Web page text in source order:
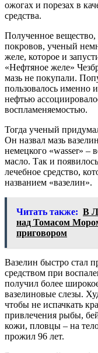
ожогах и порезах в
средства.
Полученное
покровов, ученый
желе, которое и
«Нефтяное желе»
мазь не покупали.
пользовалось именно
нефтью
воспламеняемостью.
Тогда ученый
Он назвал мазь
немецкого «wasser» –
масло. Так и
лечебное средство,
названием «вазелин».
Читать также: В
над Томасом
приговором
Вазелин быстро стал
средством при
получил более
вазелиновые слезы.
чтобы не испачкать
привлечения рыбы,
кожи, пловцы – на
прожил 96 лет.